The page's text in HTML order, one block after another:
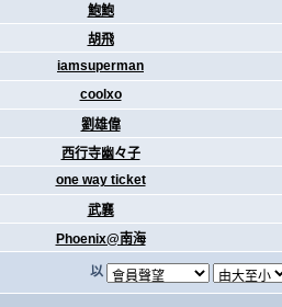
鮑鮑
胡飛
iamsuperman
coolxo
劉雄偉
西行寺幽々子
one way ticket
武襄
Phoenix@南海
以